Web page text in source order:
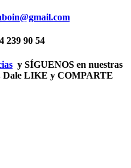
239 90 54
y SÍGUENOS en nuestras
Dale LIKE y COMPARTE